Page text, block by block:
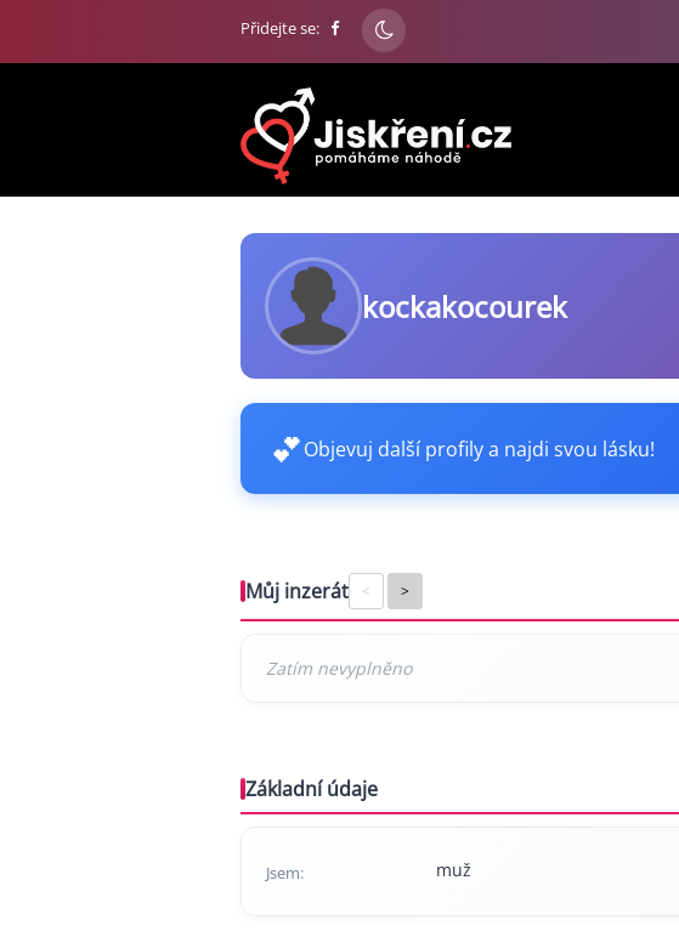
Přidejte se:
kockakocourek
💕Objevuj další profily a najdi svou lásku!
Můj inzerát < >
Základní údaje
Jsem: muž